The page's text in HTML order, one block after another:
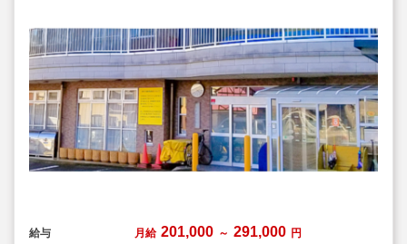
給与 月給 201,000 ～ 291,000 円